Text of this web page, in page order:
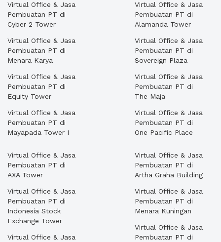
Virtual Office & Jasa
Pembuatan PT di
Cyber 2 Tower
Virtual Office & Jasa
Pembuatan PT di
Menara Karya
Virtual Office & Jasa
Pembuatan PT di
Equity Tower
Virtual Office & Jasa
Pembuatan PT di
Mayapada Tower I
Virtual Office & Jasa
Pembuatan PT di
Alamanda Tower
Virtual Office & Jasa
Pembuatan PT di
Sovereign Plaza
Virtual Office & Jasa
Pembuatan PT di
The Maja
Virtual Office & Jasa
Pembuatan PT di
One Pacific Place
Virtual Office & Jasa
Pembuatan PT di
AXA Tower
Virtual Office & Jasa
Pembuatan PT di
Indonesia Stock
Exchange Tower
Virtual Office & Jasa
Virtual Office & Jasa
Pembuatan PT di
Artha Graha Building
Virtual Office & Jasa
Pembuatan PT di
Menara Kuningan
Virtual Office & Jasa
Pembuatan PT di